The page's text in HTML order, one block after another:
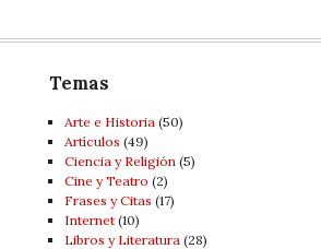
Temas
Arte e Historia (50)
Artí­culos (49)
Ciencia y Religión (5)
Cine y Teatro (2)
Frases y Citas (17)
Internet(10)
Libros y Literatura (28)